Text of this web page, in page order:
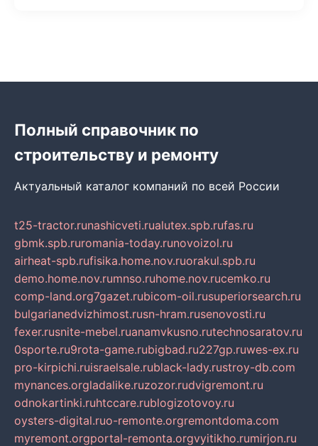
Полный справочник по
строительству и ремонту
Актуальный каталог компаний по всей России
t25-tractor.runashicveti.rualutex.spb.rufas.ru
gbmk.spb.ruromania-today.runovoizol.ru
airheat-spb.rufisika.home.nov.ruorakul.spb.ru
demo.home.nov.rumnso.ruhome.nov.rucemko.ru
comp-land.org7gazet.rubicom-oil.rusuperiorsearch.ru
bulgarianedvizhimost.rusn-hram.rusenovosti.ru
fexer.rusnite-mebel.ruanamvkusno.rutechnosaratov.ru
0sporte.ru9rota-game.rubigbad.ru227gp.ruwes-ex.ru
pro-kirpichi.ruisraelsale.rublack-lady.rustroy-db.com
mynances.orgladalike.ruzozor.rudvigremont.ru
odnokartinki.ruhtccare.rublogizotovoy.ru
oysters-digital.ruo-remonte.orgremontdoma.com
myremont.orgportal-remonta.orgvyitikho.rumirjon.ru